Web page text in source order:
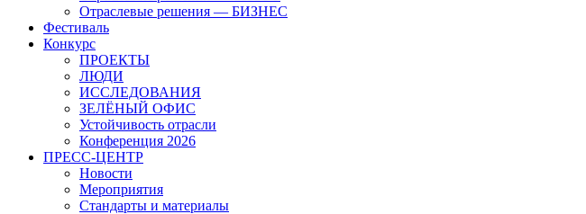
Отраслевые решения — БИЗНЕС
Фестиваль
Конкурс
ПРОЕКТЫ
ЛЮДИ
ИССЛЕДОВАНИЯ
ЗЕЛЁНЫЙ ОФИС
Устойчивость отрасли
Конференция 2026
ПРЕСС-ЦЕНТР
Новости
Мероприятия
Стандарты и материалы